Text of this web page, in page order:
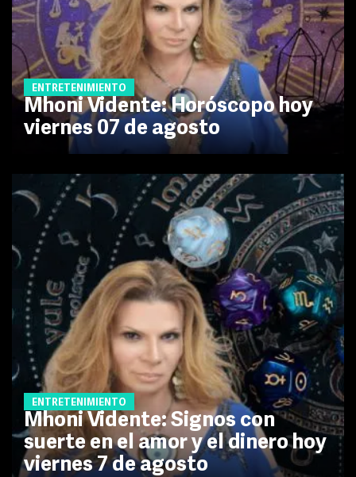
ENTRETENIMIENTO
Mhoni Vidente: Horóscopo hoy
viernes 07 de agosto
ENTRETENIMIENTO
Mhoni Vidente: Signos con
suerte en el amor y el dinero hoy
viernes 7 de agosto